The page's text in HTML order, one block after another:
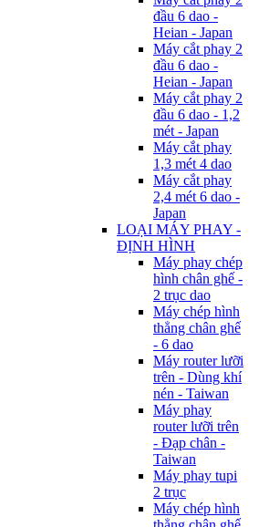
đầu 6 dao -
Heian - Japan
Máy cắt phay 2
đầu 6 dao -
Heian - Japan
Máy cắt phay 2
đầu 6 dao - 1,2
mét - Japan
Máy cắt phay
1,3 mét 4 dao
Máy cắt phay
2,4 mét 6 dao -
Japan
LOẠI MÁY PHAY -
ĐỊNH HÌNH
Máy phay chép
hình chân ghế -
2 trục dao
Máy chép hình
thẳng chân ghế
- 6 dao
Máy router lưỡi
trên - Dùng khí
nén - Taiwan
Máy phay
router lưỡi trên
- Đạp chân -
Taiwan
Máy phay tupi
2 trục
Máy chép hình